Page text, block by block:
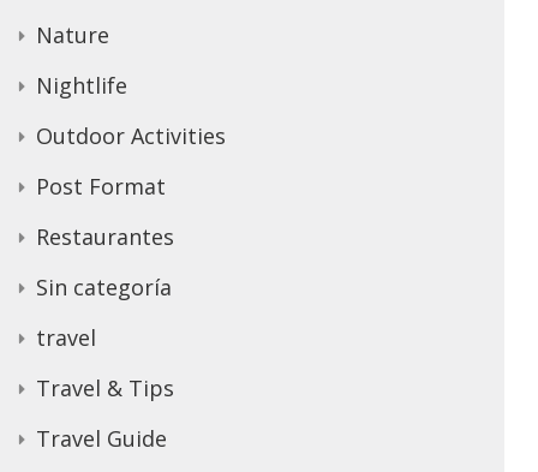
Nature
Nightlife
Outdoor Activities
Post Format
Restaurantes
Sin categoría
travel
Travel & Tips
Travel Guide